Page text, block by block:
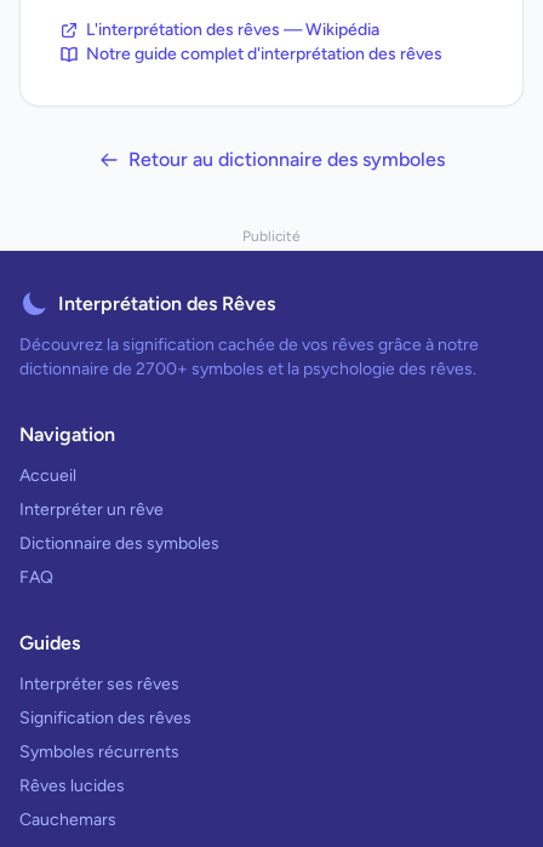
L'interprétation des rêves — Wikipédia
Notre guide complet d'interprétation des rêves
Retour au dictionnaire des symboles
Publicité
Interprétation des Rêves
Découvrez la signification cachée de vos rêves grâce à notre
dictionnaire de 2700+ symboles et la psychologie des rêves.
Navigation
Accueil
Interpréter un rêve
Dictionnaire des symboles
FAQ
Guides
Interpréter ses rêves
Signification des rêves
Symboles récurrents
Rêves lucides
Cauchemars